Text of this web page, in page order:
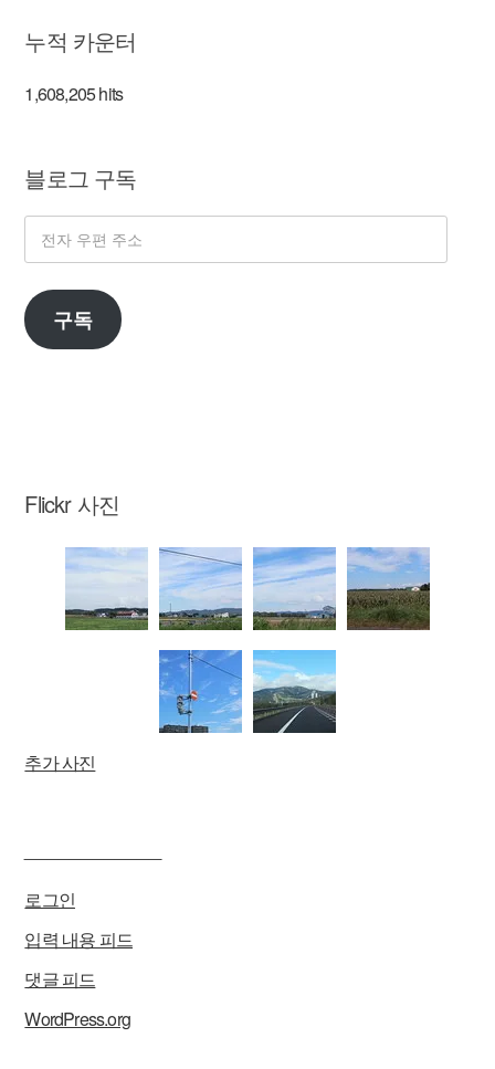
누적 카운터
1,608,205 hits
블로그 구독
자
우
편
주
구독
Flickr 사진
추가 사진
로그인
입력 내용 피드
댓글 피드
WordPress.org